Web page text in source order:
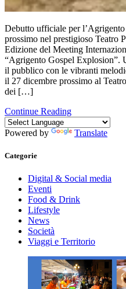
Debutto ufficiale per
prossimo nel prestigioso Teatro
Edizione del Meeting
“Agrigento Gospel Explosion”.
il pubblico con le vibranti
il 27 dicembre prossimo al
dei […]
Continue Reading
Powered by Translate
Categorie
Digital & Social media
Eventi
Food & Drink
Lifestyle
News
Società
Viaggi e Territorio